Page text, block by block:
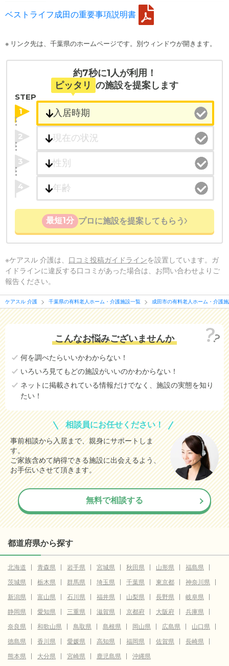
ベストライフ成田の重要事項説明書
※ リンク先は、千葉県のホームページです。別ウィンドウが開きます。
約7秒に1人が利用！
ピッタリ の施設を提案します
STEP
1
2
3
4
最短1分 プロに施設を提案してもらう
※ケアスル 介護は、 口コミ投稿ガイドラインを設置しています。ガ
イドラインに違反する口コミがあった場合は、お問い合わせよりご
報告ください。
ケアスル 介護 千葉県の有料老人ホーム・介護施設一覧 成田市の有料老人ホーム・介護
こんなお悩みございませんか
何を調べたらいいかわからない！
いろいろ見てもどの施設がいいのかわからない！
ネットに掲載されている情報だけでなく、施設の実態を知り
たい！
相談員にお任せください！
事前相談から入居まで、親身にサポートしま
す。
ご家族含めて納得できる施設に出会えるよう、
お手伝いさせて頂きます。
無料で相談する
都道府県から探す
北海道 青森県 岩手県 宮城県 秋田県 山形県
福島県
茨城県
栃木県 群馬県 埼玉県 千葉県 東京都
神奈川県
新潟県
富山県 石川県 福井県 山梨県 長野県
岐阜県
静岡県
愛知県 三重県 滋賀県 京都府 大阪府
兵庫県
奈良県
和歌山県 鳥取県 島根県 岡山県 広島県
山口県
徳島県
香川県 愛媛県 高知県 福岡県 佐賀県
長崎県
熊本県
大分県 宮崎県 鹿児島県 沖縄県